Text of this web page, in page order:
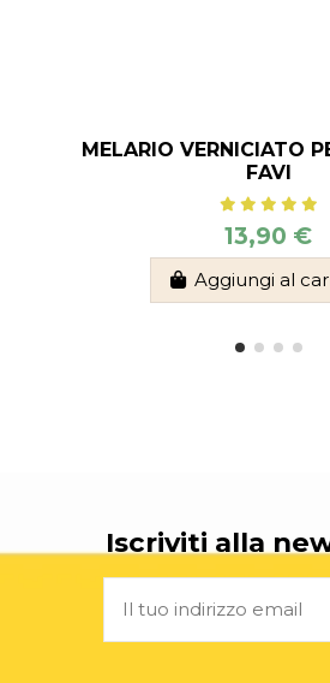
MELARIO VERNICIATO
FAVI
13,90 €
Aggiungi al
Iscriviti alla